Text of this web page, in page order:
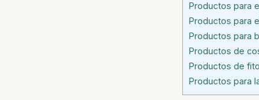
Productos para
Productos para
Productos para
Productos de
Productos de
Productos para